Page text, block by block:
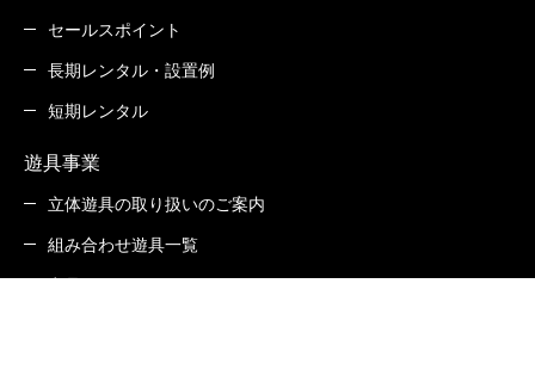
セールスポイント
長期レンタル・設置例
短期レンタル
遊具事業
立体遊具の取り扱いのご案内
組み合わせ遊具一覧
商品Q&A